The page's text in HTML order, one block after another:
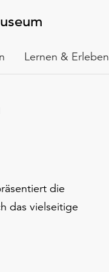
Lernen & Erleben
die
das vielseitige